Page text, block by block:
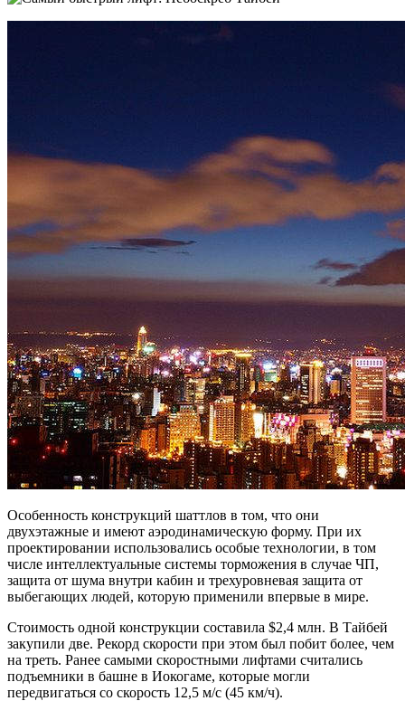
Особенность конструкций шаттлов в том, что они
двухэтажные и имеют аэродинамическую форму. При их
проектировании использовались особые технологии, в том
числе интеллектуальные системы торможения в случае ЧП,
защита от шума внутри кабин и трехуровневая защита от
выбегающих людей, которую применили впервые в мире.
Стоимость одной конструкции составила $2,4 млн. В Тайбей
закупили две. Рекорд скорости при этом был побит более, чем
на треть. Ранее самыми скоростными лифтами считались
подъемники в башне в Иокогаме, которые могли
передвигаться со скорость 12,5 м/с (45 км/ч).